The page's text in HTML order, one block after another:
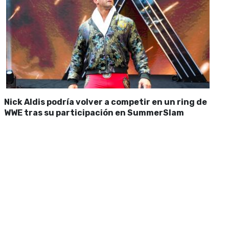
Nick Aldis podría volver a competir en un ring de
WWE tras su participación en SummerSlam